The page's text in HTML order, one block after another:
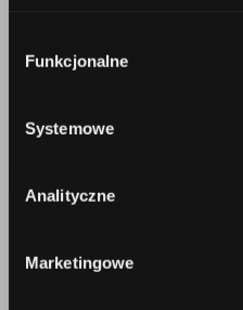
formy korzystania z
zgody
Funkcjonalne
Systemowe
Analityczne
Marketingowe
02-673 Warszawa